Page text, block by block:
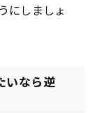
にしましょ
いなら逆